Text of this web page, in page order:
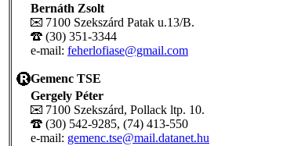
Bernáth Zsolt
7100 Szekszárd Patak u.13/B.
(30) 351-3344
e-mail: feherlofiase@gmail.com
Gemenc TSE
Gergely Péter
7100 Szekszárd, Pollack ltp. 10.
(30) 542-9285, (74) 413-550
e-mail: gemenc.tse@mail.datanet.hu